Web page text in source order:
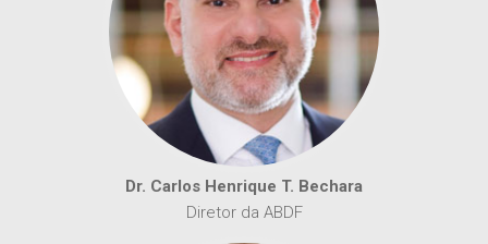
Dr. Carlos Henrique T. Bechara
Diretor da ABDF